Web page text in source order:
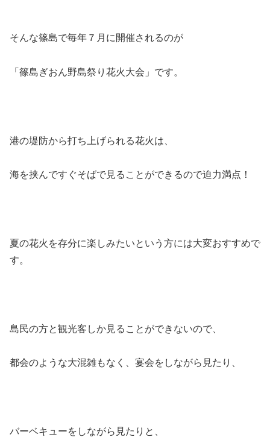
そんな篠島で毎年７月に開催されるのが
「篠島ぎおん野島祭り花火大会」 です。
港の堤防から打ち上げられる花火は、
海を挟んですぐそばで見ることができるので迫力満点！
夏の花火を存分に楽しみたいという方には大変おすすめで
す。
島民の方と観光客しか見ることができないので、
都会のような大混雑もなく、宴会をしながら見たり、
バーベキューをしながら見たりと、